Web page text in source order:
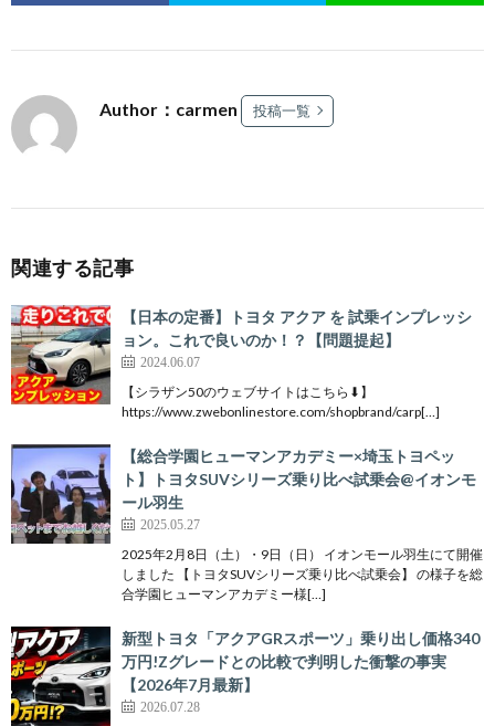
Author：carmen 投稿一覧
関連する記事
【日本の定番】トヨタ アクア を 試乗インプレッシ
ョン。これで良いのか！？【問題提起】
2024.06.07
【シラザン50のウェブサイトはこちら⬇︎】
https://www.zwebonlinestore.com/shopbrand/carp[…]
【総合学園ヒューマンアカデミー×埼玉トヨペッ
ト】トヨタSUVシリーズ乗り比べ試乗会@イオンモ
ール羽生
2025.05.27
2025年2月8日（土）・9日（日） イオンモール羽生にて開催
しました 【トヨタSUVシリーズ乗り比べ試乗会】 の様子を総
合学園ヒューマンアカデミー様[…]
新型トヨタ「アクアGRスポーツ」乗り出し価格340
万円!Zグレードとの比較で判明した衝撃の事実
【2026年7月最新】
2026.07.28